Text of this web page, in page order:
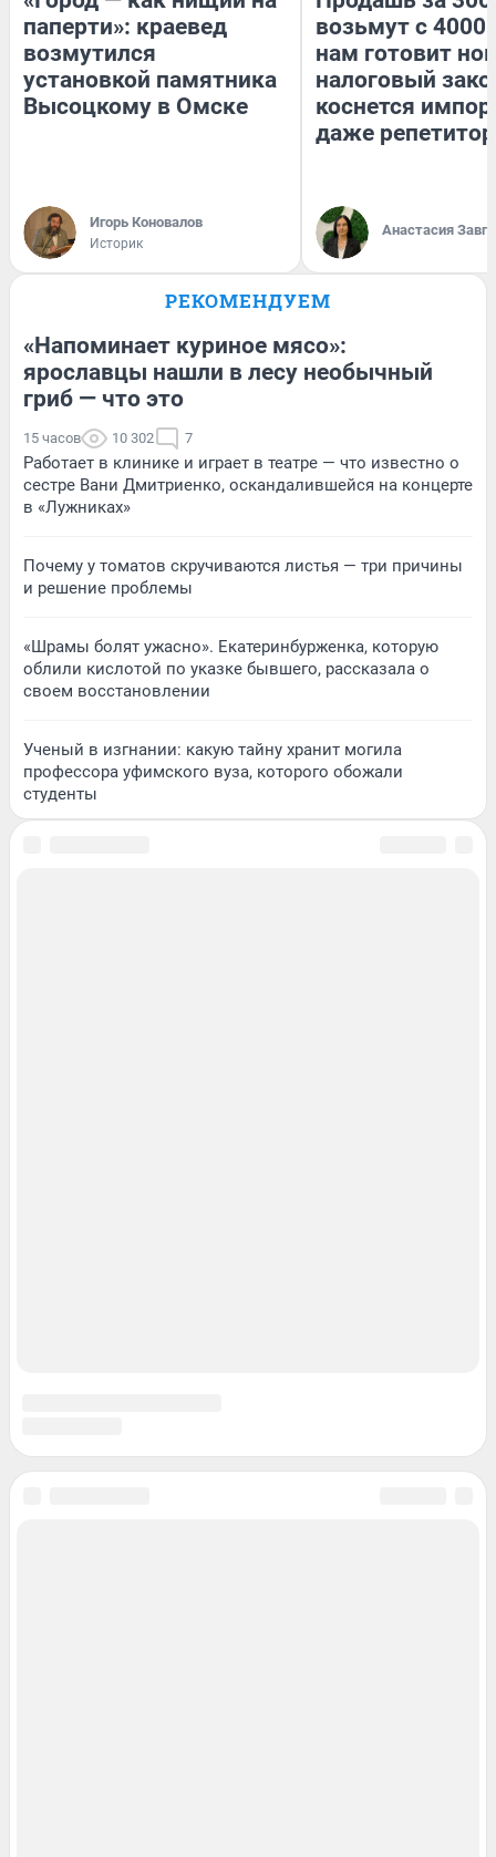
паперти»: краевед
возмутился
установкой памятника
Высоцкому в Омске
Игорь Коновалов
Историк
возьмут с
нам готовит
налоговый
коснется
даже
Анастасия
РЕКОМЕНДУЕМ
«Напоминает куриное мясо»:
ярославцы нашли в лесу необычный
гриб — что это
15 часов 10 302 7
Работает в клинике и играет в театре — что известно о
сестре Вани Дмитриенко, оскандалившейся на концерте
в «Лужниках»
Почему у томатов скручиваются листья — три причины
и решение проблемы
«Шрамы болят ужасно». Екатеринбурженка, которую
облили кислотой по указке бывшего, рассказала о
своем восстановлении
Ученый в изгнании: какую тайну хранит могила
профессора уфимского вуза, которого обожали
студенты